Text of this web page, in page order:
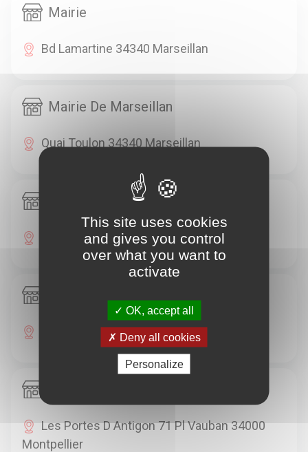
Mairie
Bd Lamartine 34340 Marseillan
Mairie De Marseillan
Quai Toulon 34340 Marseillan
Pl Odysseum 34000 Montpellier
26 R Henri René 34000 Montpellier
Les Portes D Antigon 71 Pl Vauban 34000
Montpellier
This site uses cookies
and gives you control
over what you want to
activate
OK, accept all
Deny all cookies
Personalize